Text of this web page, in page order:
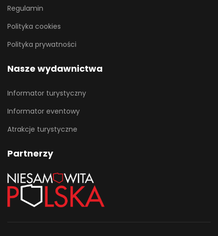
Regulamin
Polityka cookies
Polityka prywatności
Nasze wydawnictwa
Informator turystyczny
Informator eventowy
Atrakcje turystyczne
Partnerzy